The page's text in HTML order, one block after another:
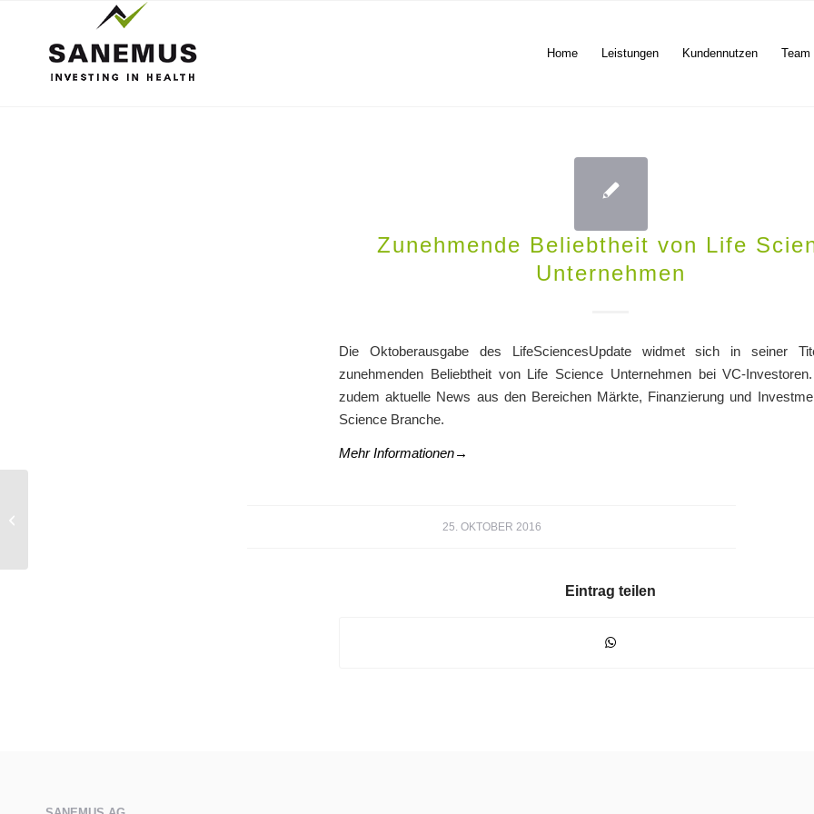
Home Leistungen Kundennutzen Team
Zunehmende Beliebtheit von Life
Unternehmen
Die Oktoberausgabe des LifeSciencesUpdate widmet sich in seiner
zunehmenden Beliebtheit von Life Science Unternehmen bei VC-
zudem aktuelle News aus den Bereichen Märkte, Finanzierung und
Science Branche.
Mehr Informationen→
25. OKTOBER 2016
Eintrag teilen